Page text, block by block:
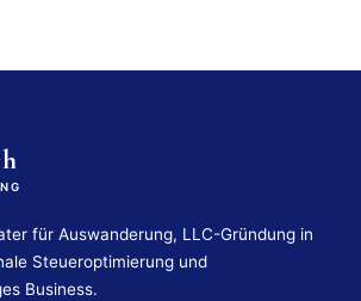
für Auswanderung, LLC-Gründung in
Steueroptimierung und
Business.